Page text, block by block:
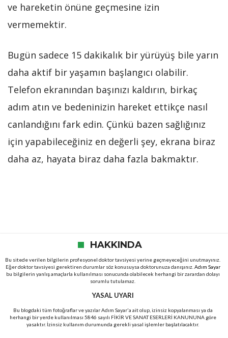
ve hareketin önüne geçmesine izin
vermemektir.
Bugün sadece 15 dakikalık bir yürüyüş bile yarın
daha aktif bir yaşamın başlangıcı olabilir.
Telefon ekranından başınızı kaldırın, birkaç
adım atın ve bedeninizin hareket ettikçe nasıl
canlandığını fark edin. Çünkü bazen sağlığınız
için yapabileceğiniz en değerli şey, ekrana biraz
daha az, hayata biraz daha fazla bakmaktır.
HAKKINDA
Bu sitede verilen bilgilerin profesyonel doktor tavsiyesi yerine geçmeyeceğini unutmayınız.
Eğer doktor tavsiyesi gerektiren durumlar söz konusuysa doktorunuza danışınız. Adım Sayar
bu bilgilerin yanlış amaçlarla kullanılması sonucunda olabilecek herhangi bir zarardan dolayı
sorumlu tutulamaz.
YASAL UYARI
Bu blogdaki tüm fotoğraflar ve yazılar Adım Sayar'a ait olup, izinsiz kopyalanması ya da
herhangi bir yerde kullanılması 5846 sayılı FİKİR VE SANAT ESERLERİ KANUNUNA göre
yasaktır. İzinsiz kullanım durumunda gerekli yasal işlemler başlatılacaktır.